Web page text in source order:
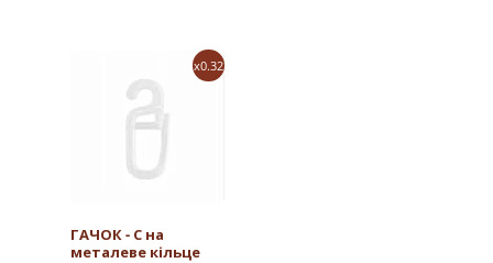
x0.32
ГАЧОК - С на
металеве кільце